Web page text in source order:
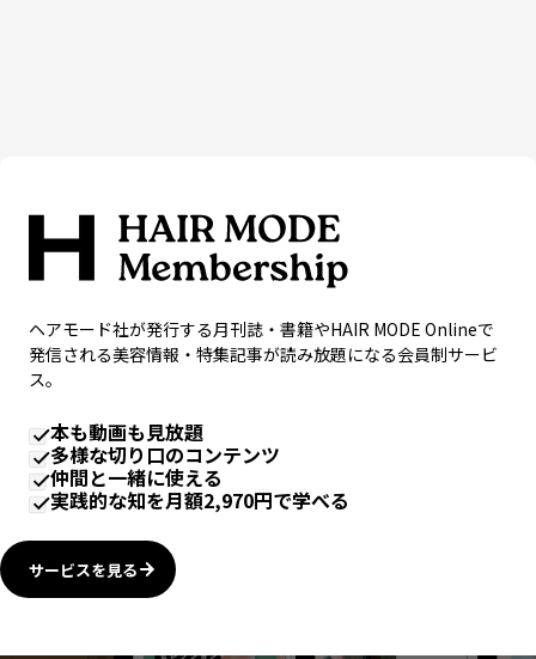
ヘアモード社が発行する月刊誌・書籍やHAIR MODE Onlineで
発信される美容情報・特集記事が読み放題になる会員制サービ
ス。
本も動画も見放題
多様な切り口のコンテンツ
仲間と一緒に使える
実践的な知を月額2,970円で学べる
サービスを見る